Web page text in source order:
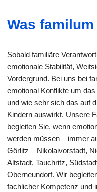
Was
Sobald familiäre
emotionale Stabilität,
Vordergrund. Bei uns bei
emotional Konflikte um
und wie sehr sich das auf
Kindern auswirkt. Unsere
begleiten Sie, wenn
werden müssen – immer
Görlitz – Nikolaivorstadt,
Altstadt, Tauchritz,
Oberneundorf. Wir
fachlicher Kompetenz und